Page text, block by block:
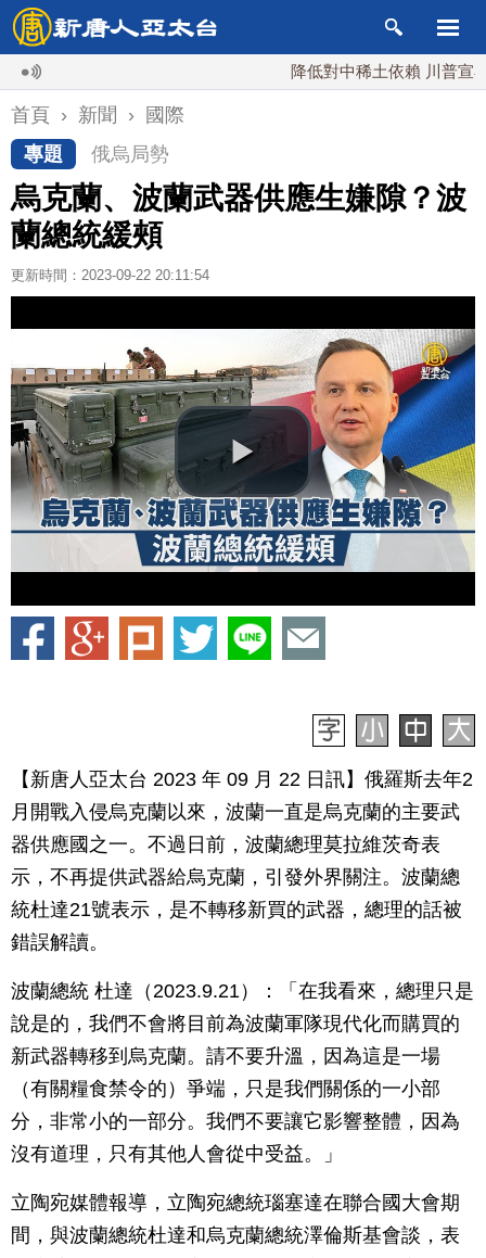
降低對中稀土依賴 川普宣布礦業
首頁 › 新聞 ›
國際
專題
俄烏局勢
烏克蘭、波蘭武器供應生嫌隙？波
蘭總統緩頰
更新時間：2023-09-22 20:11:54
【新唐人亞太台 2023 年 09 月 22 日訊】俄羅斯去年2
月開戰入侵烏克蘭以來，波蘭一直是烏克蘭的主要武
器供應國之一。不過日前，波蘭總理莫拉維茨奇表
示，不再提供武器給烏克蘭，引發外界關注。波蘭總
統杜達21號表示，是不轉移新買的武器，總理的話被
錯誤解讀。
波蘭總統 杜達（2023.9.21）：「在我看來，總理只是
說是的，我們不會將目前為波蘭軍隊現代化而購買的
新武器轉移到烏克蘭。請不要升溫，因為這是一場
（有關糧食禁令的）爭端，只是我們關係的一小部
分，非常小的一部分。我們不要讓它影響整體，因為
沒有道理，只有其他人會從中受益。」
立陶宛媒體報導，立陶宛總統瑙塞達在聯合國大會期
間，與波蘭總統杜達和烏克蘭總統澤倫斯基會談，表